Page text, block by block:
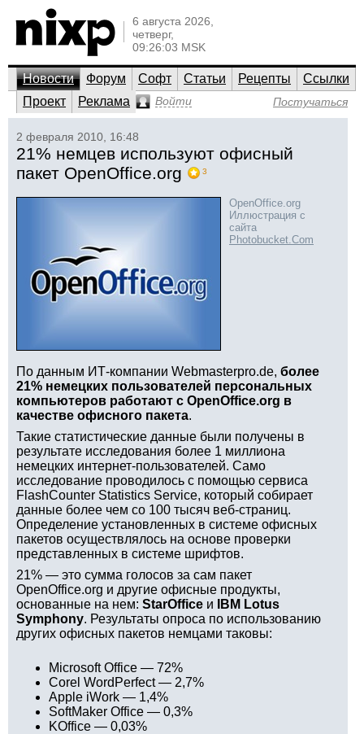
6 августа 2026,
четверг,
09:26:03 MSK
Новости Форум Софт Статьи Рецепты
Ссылки
Проект
Реклама Войти Постучаться
2 февраля 2010, 16:48
21% немцев используют офисный
пакет OpenOffice.org
3
OpenOffice.org
Иллюстрация с
сайта
Photobucket.Com
По данным ИТ-компании Webmasterpro.de, более
21% немецких пользователей персональных
компьютеров работают с OpenOffice.org в
качестве офисного пакета.
Такие статистические данные были получены в
результате исследования более 1 миллиона
немецких интернет-пользователей. Само
исследование проводилось с помощью сервиса
FlashCounter Statistics Service, который собирает
данные более чем со 100 тысяч веб-страниц.
Определение установленных в системе офисных
пакетов осуществлялось на основе проверки
представленных в системе шрифтов.
21% — это сумма голосов за сам пакет
OpenOffice.org и другие офисные продукты,
основанные на нем: StarOffice и
IBM Lotus
Symphony. Результаты опроса по использованию
других офисных пакетов немцами таковы:
Microsoft Office — 72%
Corel WordPerfect — 2,7%
Apple iWork — 1,4%
SoftMaker Office — 0,3%
KOffice — 0,03%